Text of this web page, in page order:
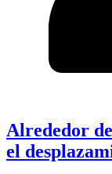
Alrededor
el